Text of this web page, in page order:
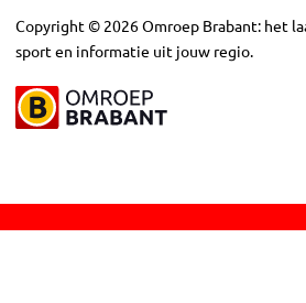
Copyright © 2026Omroep Brabant: het
sport en informatie uit jouw regio.